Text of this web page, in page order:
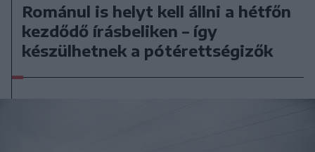
Románul is helyt kell állni a hétfőn
kezdődő írásbeliken – így
készülhetnek a pótérettségizők